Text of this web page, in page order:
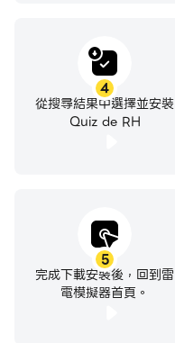
4
從搜尋結果中選擇並安裝
Quiz de RH
5
完成下載安裝後，回到雷
電模擬器首頁。